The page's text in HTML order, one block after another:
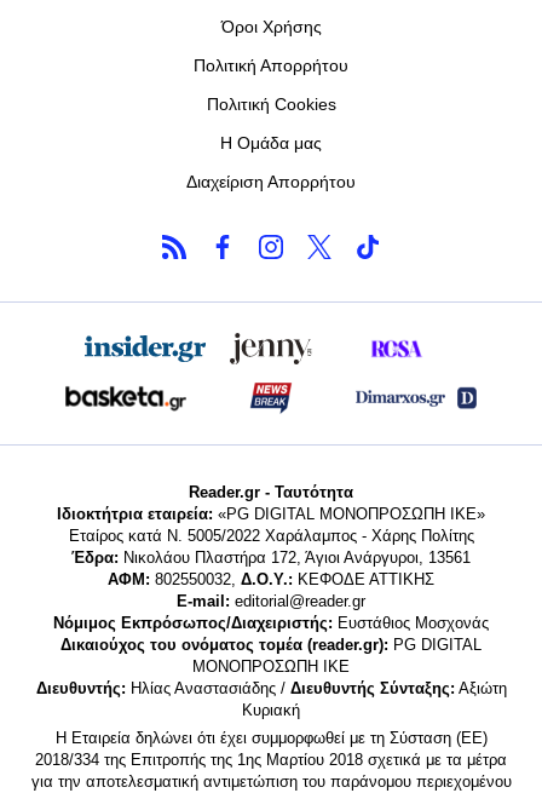
Όροι Χρήσης
Πολιτική Απορρήτου
Πολιτική Cookies
Η Ομάδα μας
Διαχείριση Απορρήτου
Reader.gr - Ταυτότητα
Ιδιοκτήτρια εταιρεία: «PG DIGITAL MONΟΠΡΟΣΩΠΗ ΙΚΕ»
Εταίρος κατά Ν. 5005/2022 Χαράλαμπος - Χάρης Πολίτης
Έδρα: Νικολάου Πλαστήρα 172, Άγιοι Ανάργυροι, 13561
ΑΦΜ: 802550032, Δ.Ο.Υ.: ΚΕΦΟΔΕ ΑΤΤΙΚΗΣ
E-mail: editorial@reader.gr
Νόμιμος Εκπρόσωπος/Διαχειριστής: Ευστάθιος Μοσχονάς
Δικαιούχος του ονόματος τομέα (reader.gr): PG DIGITAL
MONΟΠΡΟΣΩΠΗ ΙΚΕ
Διευθυντής: Ηλίας Αναστασιάδης / Διευθυντής Σύνταξης: Αξιώτη
Κυριακή
Η Εταιρεία δηλώνει ότι έχει συμμορφωθεί με τη Σύσταση (ΕΕ)
2018/334 της Επιτροπής της 1ης Μαρτίου 2018 σχετικά με τα μέτρα
για την αποτελεσματική αντιμετώπιση του παράνομου περιεχομένου